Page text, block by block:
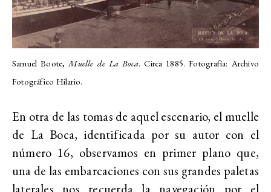
Samuel Boote,Muelle de La Boca. Circa 1885. Fotografía: Archivo
Fotográfico Hilario.
En otra de las tomas de aquel escenario, el muelle
de La Boca, identificada por su autor con el
número 16, observamos en primer plano que,
una de las embarcaciones con sus grandes paletas